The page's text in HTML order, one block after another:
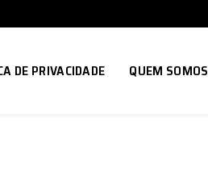
DE PRIVACIDADE QUEM SOMOS